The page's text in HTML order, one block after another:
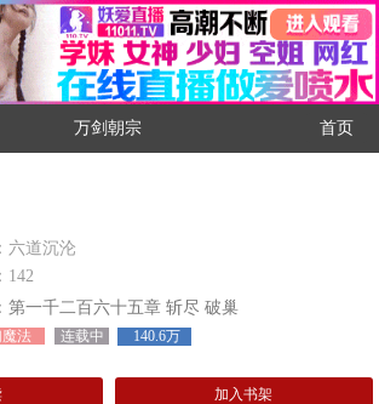
万剑朝宗 首页
六道沉沦
142
第一千二百六十五章 斩尽 破巢
法 连载中 140.6万
加入书架